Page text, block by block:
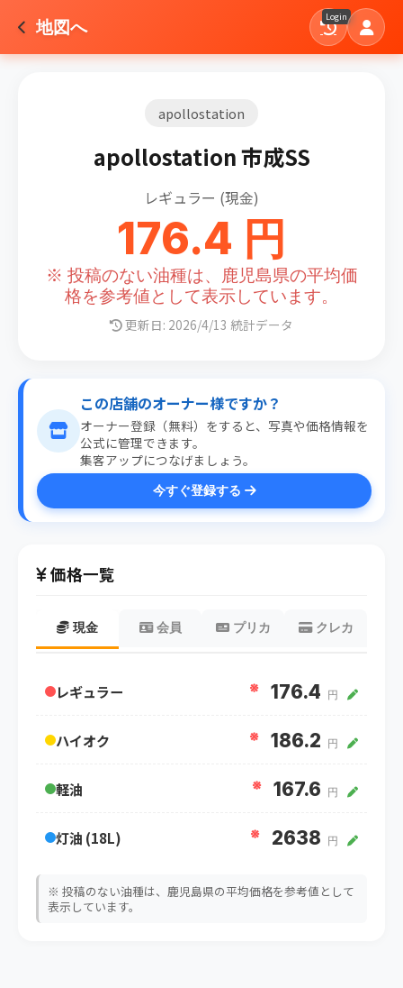
地図へ Login
apollostation
apollostation 市成SS
レギュラー (現金)
176.4 円
※ 投稿のない油種は、鹿児島県の平均価
格を参考値として表示しています。
更新日: 2026/4/13 統計データ
この店舗のオーナー様ですか？
オーナー登録（無料）をすると、写真や価格情報を
公式に管理できます。
集客アップにつなげましょう。
今すぐ登録する
価格一覧
現金 会員 プリカ クレカ
レギュラー ※ 176.4 円
ハイオク ※ 186.2 円
軽油 ※ 167.6 円
灯油 (18L) ※ 2638 円
※ 投稿のない油種は、鹿児島県の平均価格を参考値として
表示しています。